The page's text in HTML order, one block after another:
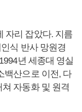
자리 잡았다. 지름
식 반사 망원경
년 세종대 영실
백산으로 이전, 다
자동화 및 원격